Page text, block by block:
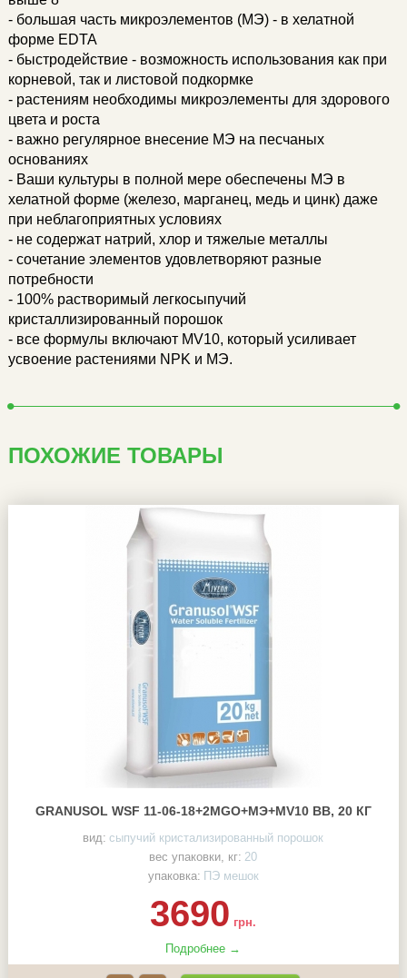
- большая часть микроэлементов (МЭ) - в хелатной
форме EDTA
- быстродействие - возможность использования как при
корневой, так и листовой подкормке
- растениям необходимы микроэлементы для здорового
цвета и роста
- важно регулярное внесение МЭ на песчаных
основаниях
- Ваши культуры в полной мере обеспечены МЭ в
хелатной форме (железо, марганец, медь и цинк) даже
при неблагоприятных условиях
- не содержат натрий, хлор и тяжелые металлы
- сочетание элементов удовлетворяют разные
потребности
- 100% растворимый легкосыпучий
кристаллизированный порошок
- все формулы включают MV10, который усиливает
усвоение растениями NPK и МЭ.
ПОХОЖИЕ ТОВАРЫ
GRANUSOL WSF 11-06-18+2MGO+МЭ+MV10 BB, 20 КГ
вид: сыпучий кристализированный порошок
вес упаковки, кг: 20
упаковка: ПЭ мешок
3690 грн.
Подробнее →